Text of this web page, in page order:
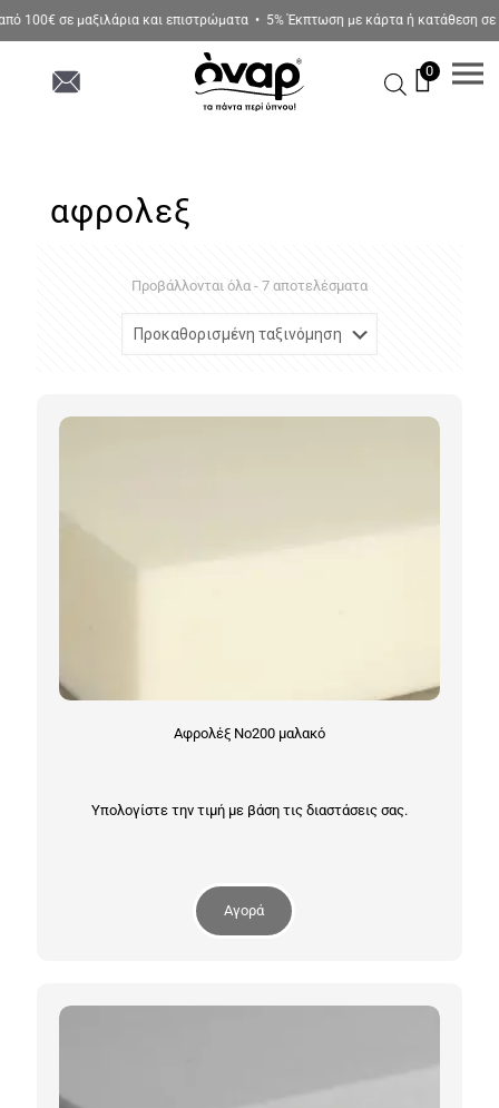
σε μαξιλάρια και επιστρώματα • 5% Έκπτωση με κάρτα ή κατάθεση σε
0
αφρολεξ
Προβάλλονται όλα - 7 αποτελέσματα
Αφρολέξ Νο200 μαλακό
Υπολογίστε την τιμή με βάση τις διαστάσεις σας.
Αγορά